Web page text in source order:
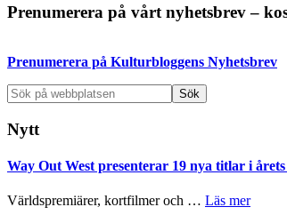
Primärt
Prenumerera på vårt nyhetsbrev –
Prenumerera på Kulturbloggens Nyhetsbrev
Sök
på
webbplatsen
Nytt
Way Out West presenterar 19 nya titlar i
Världspremiärer, kortfilmer och … Läs merom